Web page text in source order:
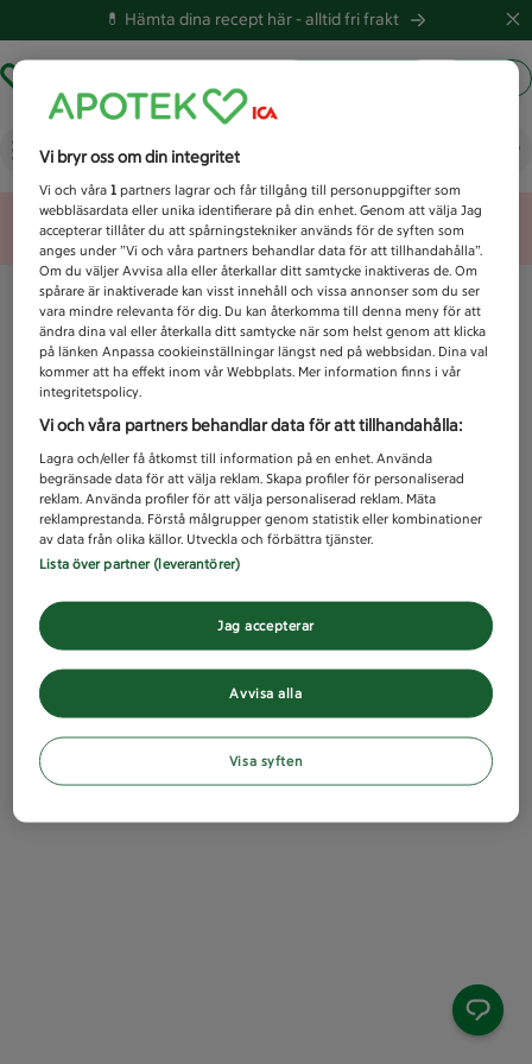
💊 Hämta dina recept här -alltid fri frakt
Vad letar du efter idag?
Unknown error
Vi bryr oss om din integritet
Vi och våra1 partners lagrar och får tillgång till personuppgifter som
webbläsardata eller unika identifierare på din enhet. Genom att välja Jag
accepterar tillåter du att spårningstekniker används för de syften som
anges under ”Vi och våra partners behandlar data för att tillhandahålla”.
Om du väljer Avvisa alla eller återkallar ditt samtycke inaktiveras de. Om
spårare är inaktiverade kan visst innehåll och vissa annonser som du ser
vara mindre relevanta för dig. Du kan återkomma till denna meny för att
ändra dina val eller återkalla ditt samtycke när som helst genom att klicka
på länken Anpassa cookieinställningar längst ned på webbsidan. Dina val
kommer att ha effekt inom vår Webbplats. Mer information finns i vår
integritetspolicy.
Vi och våra partners behandlar data för att tillhandahålla:
Lagra och/eller få åtkomst till information på en enhet. Använda
begränsade data för att välja reklam. Skapa profiler för personaliserad
reklam. Använda profiler för att välja personaliserad reklam. Mäta
reklamprestanda. Förstå målgrupper genom statistik eller kombinationer
av data från olika källor. Utveckla och förbättra tjänster.
Lista över partner (leverantörer)
Avvisa alla
Jag accepterar
Visa syften